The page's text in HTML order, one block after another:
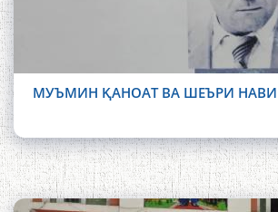
МУЪМИН ҚАНОАТ ВА ШЕЪРИ